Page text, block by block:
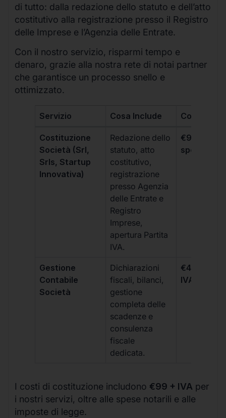
di tutto: dalla redazione dello statuto e dell’atto
costitutivo alla registrazione presso il Registro
delle Imprese e l’Agenzia delle Entrate.
Con il nostro servizio, risparmi tempo e
denaro, grazie alla nostra rete di notai partner
che garantisce un processo snello e
ottimizzato.
Servizio Cosa Include Costo
Costituzione
Società (Srl,
Srls, Startup
Innovativa)
Redazione dello
statuto, atto
costitutivo,
registrazione
presso Agenzia
delle Entrate e
Registro
Imprese,
apertura Partita
IVA.
€99 + IVA
spese
Gestione
Contabile
Società
Dichiarazioni
fiscali, bilanci,
gestione
completa delle
scadenze e
consulenza
fiscale
dedicata.
€499 +
IVA/
I costi di costituzione includono €99 + IVA per
i nostri servizi, oltre alle spese notarili e alle
imposte di legge.